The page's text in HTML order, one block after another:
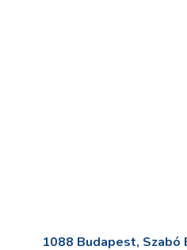
1088 Budapest, Szabó